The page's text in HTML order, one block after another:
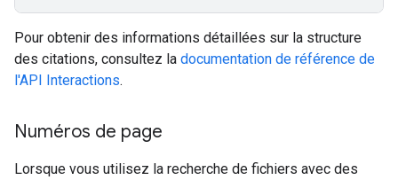
Pour obtenir des informations détaillées sur la structure
des citations, consultez la documentation de référence de
l'API Interactions.
Numéros de page
Lorsque vous utilisez la recherche de fichiers avec des